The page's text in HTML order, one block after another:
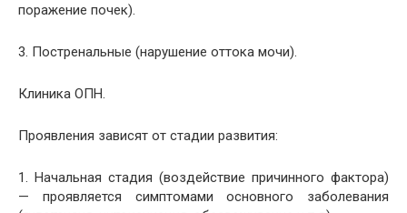
поражение почек).
3. Постренальные (нарушение оттока мочи).
Клиника ОПН.
Проявления зависят от стадии развития:
1. Начальная стадия (воздействие причинного фактора)
— проявляется симптомами основного заболевания